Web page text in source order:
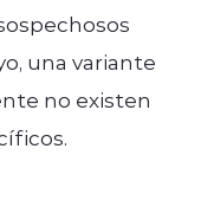
una variante
no existen